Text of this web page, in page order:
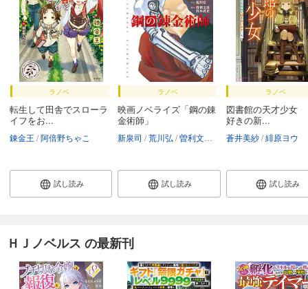
ラノベ
転生して田舎でスローラ
イフをお...
錬金王 阿倍野ちゃこ
試し読み
ラノベ
映画ノベライズ「鋼の錬
金術師」
新泉司 荒川弘 曽利文彦 宮本武史
試し読み
ラノベ
図書館の天才少女
好きの新...
蒼井美紗 緋原ヨウ
試し読み
ＨＪノベルス の最新刊